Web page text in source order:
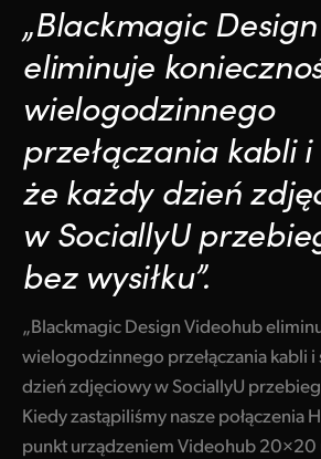
Mexico
Netherlands
New Zealand
Norway
Polska
Portugal
Singapore
South Africa
„Blackmagic
eliminuje
wielogodzinnego
przełączania kabli
że każdy dzień
w SociallyU
bez wysiłku”.
„Blackmagic Design Videohub
wielogodzinnego przełączania kabli i
dzień zdjęciowy w SociallyU
Kiedy zastąpiliśmy nasze połączenia
punkt urządzeniem Videohub 20×20